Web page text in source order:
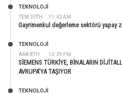
TEM 30TH 11:42 AM
TEKNOLOJİ
Gayrimenkul değerleme sektörü yapay
ARA 8TH 12:29 PM
TEKNOLOJİ
SİEMENS TÜRKİYE, BİNALARIN
AVRUPA’YA TAŞIYOR
TEKNOLOJİ